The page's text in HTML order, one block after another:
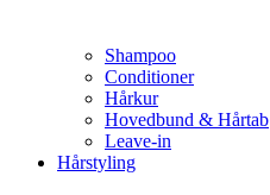
Shampoo
Conditioner
Hårkur
Hovedbund & Hårtab
Leave-in
Hårstyling